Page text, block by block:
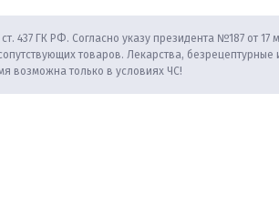
ГК РФ. Согласно указу президента №187 от 17
товаров. Лекарства,
возможна только в условиях ЧС!